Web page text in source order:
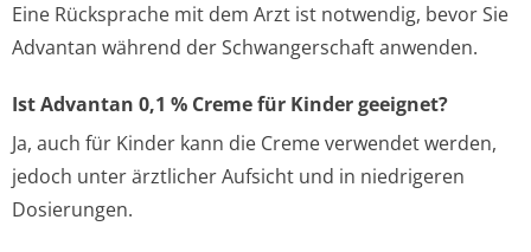
Eine Rücksprache mit dem Arzt ist notwendig, bevor Sie
Advantan während der Schwangerschaft anwenden.
Ist Advantan 0,1 % Creme für Kinder geeignet?
Ja, auch für Kinder kann die Creme verwendet werden,
jedoch unter ärztlicher Aufsicht und in niedrigeren
Dosierungen.